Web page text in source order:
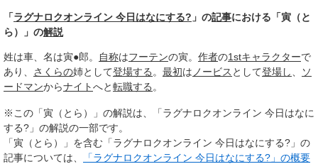
「ラグナロクオンライン 今日はなにする? 」の記事における「寅（と
ら）」の解説
姓は車、名は寅●郎。 自称はフーテンの寅。 作者の1stキャラクターで
あり、 さくらの姉として登場する 。 最初は ノービス として登場し
ソ
ードマンからナイトへと転職する 。
※この「寅（とら）」の解説は、「ラグナロクオンライン 今日はなに
する?」の解説の一部です。
「寅（とら）」を含む「ラグナロクオンライン 今日はなにする?」の
記事については、
「ラグナロクオンライン 今日はなにする?」の概要